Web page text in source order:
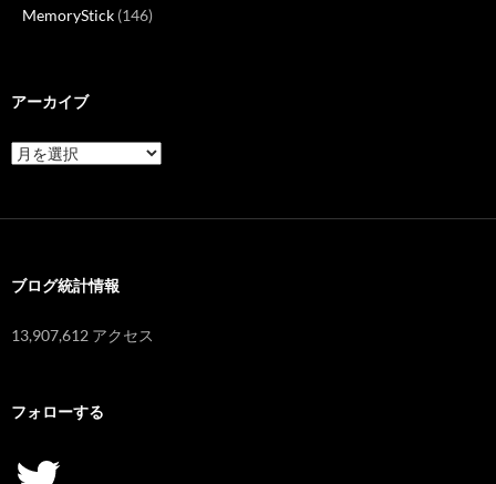
MemoryStick (146)
アーカイブ
ア
ー
ブログ統計情報
13,907,612 アクセス
フォローする
Twitter